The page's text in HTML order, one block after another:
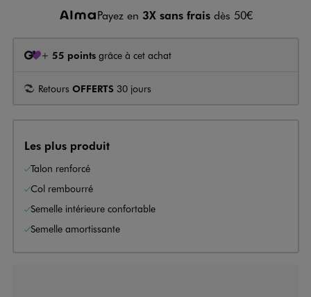
Payez en 3X sans frais dès 50€
+ 55 points grâce à cet achat
Retours OFFERTS 30 jours
Les plus produit
Talon renforcé
Col rembourré
Semelle intérieure confortable
Semelle amortissante